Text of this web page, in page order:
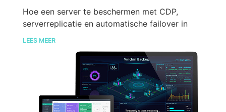
Hoe een server te beschermen met CDP,
serverreplicatie en automatische failover in
Vinchin Backup & Recovery?
LEES MEER